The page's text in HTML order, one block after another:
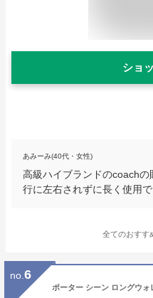
ショ
あみーみ(40代・女性)
高級ハイブランドのcoach
行に左右されずに長く使用
全てのおすす
no. 6